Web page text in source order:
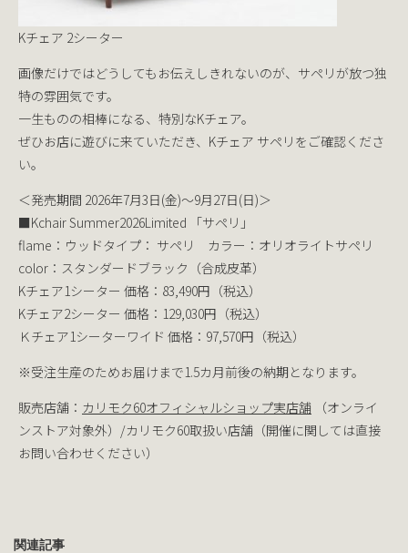
Kチェア 2シーター
画像だけではどうしてもお伝えしきれないのが、サペリが放つ独
特の雰囲気です。
一生ものの相棒になる、特別なKチェア。
ぜひお店に遊びに来ていただき、Kチェア サペリをご確認くださ
い。
＜発売期間 2026年7月3日(金)～9月27日(日)＞
■Kchair Summer2026Limited 「サペリ」
flame：ウッドタイプ： サペリ カラー：オリオライトサペリ
color：スタンダードブラック（合成皮革）
Kチェア1シーター 価格：83,490円（税込）
Kチェア2シーター 価格：129,030円（税込）
Ｋチェア1シーターワイド 価格：97,570円（税込）
※受注生産のためお届けまで1.5カ月前後の納期となります。
販売店舗： カリモク60オフィシャルショップ実店舗 （オンライ
ンストア対象外）/カリモク60取扱い店舗（開催に関しては直接
お問い合わせください）
関連記事